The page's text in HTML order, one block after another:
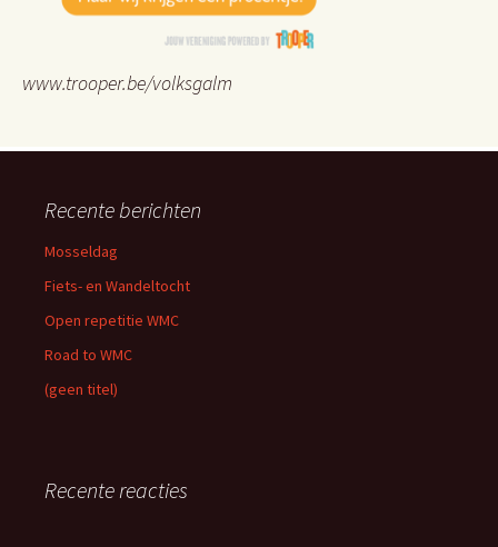
www.trooper.be/volksgalm
Recente berichten
Mosseldag
Fiets- en Wandeltocht
Open repetitie WMC
Road to WMC
(geen titel)
Recente reacties